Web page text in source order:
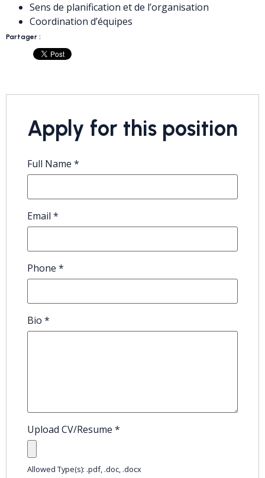
Sens de planification et de l’organisation
Coordination d’équipes
Partager :
Apply for this position
Full Name *
Email *
Phone *
Bio *
Upload CV/Resume *
Allowed Type(s): .pdf, .doc, .docx